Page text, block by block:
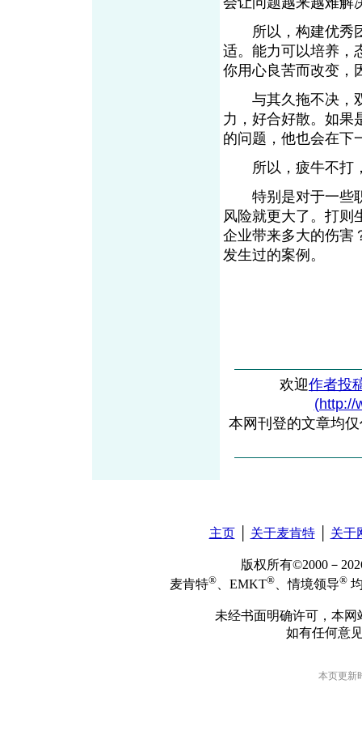
所以，构建优秀团
适。能力可以培养，
你用心良苦而改变，
与其久拖不决，双
力，好合好散。如果
的问题，他也会在下
所以，疲牛不打
特别是对于一些职
风险就更大了。打则
企业带来多大的伤害
发生过的案例。
欢迎作者投
(http://
本网刊登的文章均
主页│ 关于麦肯特│ 关于
版权所有©2000－
麦肯特® 、EMKT® 、情境领导®
未经书面明确许可，本
如有任何意
本页更新